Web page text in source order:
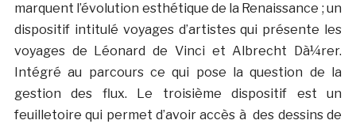
marquent l’évolution esthétique de la Renaissance ; un
dispositif intitulé voyages d’artistes qui présente les
voyages de Léonard de Vinci et Albrecht Dà¼rer.
Intégré au parcours ce qui pose la question de la
gestion des flux. Le troisième dispositif est un
feuilletoire qui permet d’avoir accès à des dessins de